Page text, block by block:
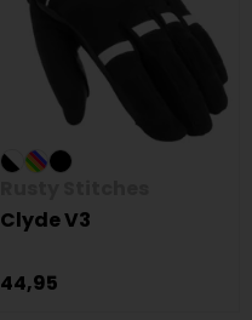
Clyde V3
44,95